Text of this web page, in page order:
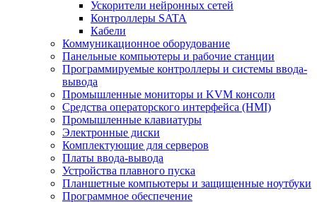
Ускорители нейронных сетей
Контроллеры SATA
Кабели
Коммуникационное оборудование
Панельные компьютеры и рабочие станции
Программируемые контроллеры и системы ввода-
вывода
Промышленные мониторы и KVM консоли
Средства операторского интерфейса (HMI)
Промышленные клавиатуры
Электронные диски
Комплектующие для серверов
Платы ввода-вывода
Устройства плавного пуска
Планшетные компьютеры и защищенные ноутбуки
Программное обеспечение